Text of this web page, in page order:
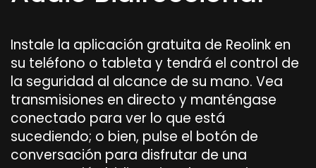
Instale la aplicación gratuita de Reolink en
su teléfono o tableta y tendrá el control de
la seguridad al alcance de su mano. Vea
transmisiones en directo y manténgase
conectado para ver lo que está
sucediendo; o bien, pulse el botón de
conversación para disfrutar de una